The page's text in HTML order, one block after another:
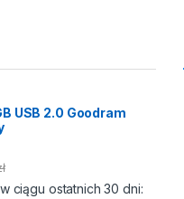
USB 2.0 Goodram
ciągu ostatnich 30 dni: